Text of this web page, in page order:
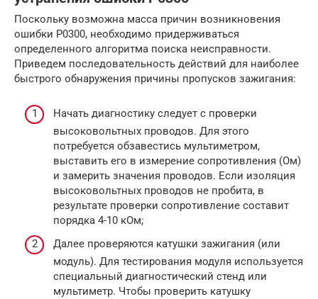
Поскольку возможна масса причин возникновения
ошибки P0300, необходимо придерживаться
определенного алгоритма поиска неисправности.
Приведем последовательность действий для наиболее
быстрого обнаружения причины пропусков зажигания:
Начать диагностику следует с проверки
высоковольтных проводов. Для этого
потребуется обзавестись мультиметром,
выставить его в измерение сопротивления (Ом)
и замерить значения проводов. Если изоляция
высоковольтных проводов не пробита, в
результате проверки сопротивление составит
порядка 4-10 кОм;
Далее проверяются катушки зажигания (или
модуль). Для тестирования модуля используется
специальный диагностический стенд или
мультиметр. Чтобы проверить катушку